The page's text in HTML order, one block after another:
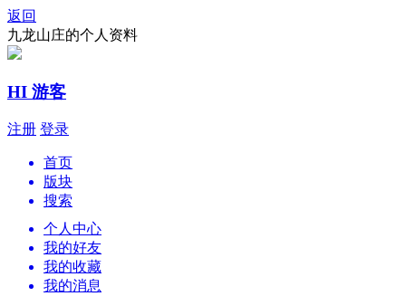
返回
九龙山庄的个人资料
HI 游客
注册 登录
首页
版块
搜索
个人中心
我的好友
我的收藏
我的消息